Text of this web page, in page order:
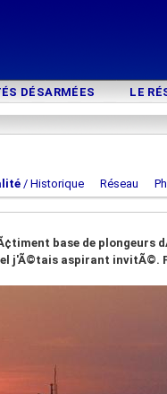
DÉSARMÉES LE
/ Historique Réseau
base de
j'Ã©tais aspirant invitÃ©.